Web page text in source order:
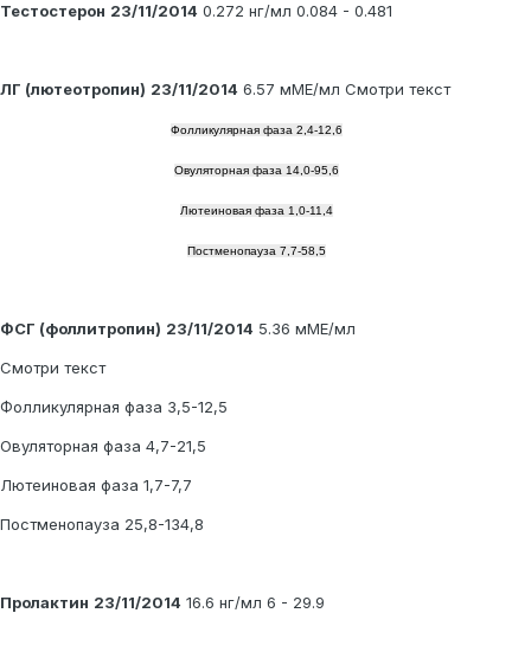
Тестостерон 23/11/2014 0.272 нг/мл 0.084 - 0.481
ЛГ (лютеотропин) 23/11/2014 6.57 мМЕ/мл Смотри текст
Фолликулярная фаза 2,4-12,6
Овуляторная фаза 14,0-95,6
Лютеиновая фаза 1,0-11,4
Постменопауза 7,7-58,5
ФСГ (фоллитропин) 23/11/2014 5.36 мМЕ/мл
Смотри текст
Фолликулярная фаза 3,5-12,5
Овуляторная фаза 4,7-21,5
Лютеиновая фаза 1,7-7,7
Постменопауза 25,8-134,8
Пролактин 23/11/2014 16.6 нг/мл 6 - 29.9